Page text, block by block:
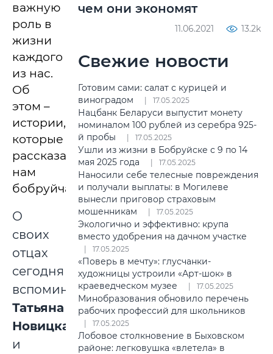
важную
роль в
жизни
каждого
из нас.
Об
этом –
истории,
которые
рассказали
нам
бобруйчане.
О
своих
отцах
сегодня
вспоминают
Татьяна
Новицкая
и
чем они экономят
11.06.2021 13.2k
Свежие новости
Готовим сами: салат с курицей и
виноградом
17.05.2025
Нацбанк Беларуси выпустит монету
номиналом 100 рублей из серебра 925-
й пробы
17.05.2025
Ушли из жизни в Бобруйске с 9 по 14
мая 2025 года
17.05.2025
Наносили себе телесные повреждения
и получали выплаты: в Могилеве
вынесли приговор страховым
мошенникам
17.05.2025
Экологично и эффективно: крупа
вместо удобрения на дачном участке
17.05.2025
«Поверь в мечту»: глусчанки-
художницы устроили «Арт-шок» в
краеведческом музее
17.05.2025
Минобразования обновило перечень
рабочих профессий для школьников
17.05.2025
Лобовое столкновение в Быховском
районе: легковушка «влетела» в